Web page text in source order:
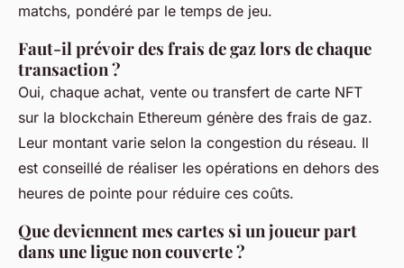
matchs, pondéré par le temps de jeu.
Faut-il prévoir des frais de gaz lors de chaque
transaction ?
Oui, chaque achat, vente ou transfert de carte NFT
sur la blockchain Ethereum génère des frais de gaz.
Leur montant varie selon la congestion du réseau. Il
est conseillé de réaliser les opérations en dehors des
heures de pointe pour réduire ces coûts.
Que deviennent mes cartes si un joueur part
dans une ligue non couverte ?